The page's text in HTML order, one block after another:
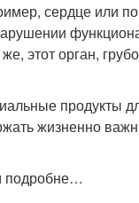
сердце или
этот орган,
продукты
жизненно
подробне…